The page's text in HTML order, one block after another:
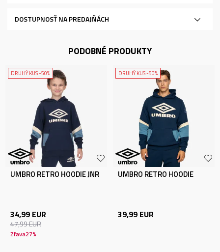
DOSTUPNOSŤ NA PREDAJŇÁCH
PODOBNÉ PRODUKTY
DRUHÝ KUS -50%
UMBRO RETRO HOODIE JNR
34,99 EUR
47,99EUR
Zľava27%
DRUHÝ KUS -50%
UMBRO RETRO HOODIE
39,99 EUR